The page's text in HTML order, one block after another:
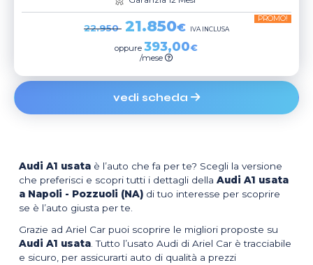
22.950 21.850€
PROMO!
IVA INCLUSA
oppure393,00€
/mese
vedi scheda
Audi A1 usata è l’auto che fa per te? Scegli la versione
che preferisci e scopri tutti i dettagli dellaAudi A1 usata
a Napoli - Pozzuoli (NA) di tuo interesse per scoprire
se è l’auto giusta per te.
Grazie ad Ariel Car puoi scoprire le migliori proposte su
Audi A1 usata . Tutto l’usato Audi di Ariel Car è tracciabile
e sicuro, per assicurarti auto di qualità a prezzi